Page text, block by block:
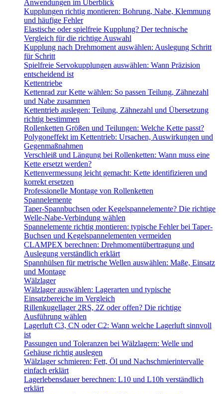
Anwendungen im Überblick
Kupplungen richtig montieren: Bohrung, Nabe, Klemmung
und häufige Fehler
Elastische oder spielfreie Kupplung? Der technische
Vergleich für die richtige Auswahl
Kupplung nach Drehmoment auswählen: Auslegung Schritt
für Schritt
Spielfreie Servokupplungen auswählen: Wann Präzision
entscheidend ist
Kettentriebe
Kettenrad zur Kette wählen: So passen Teilung, Zähnezahl
und Nabe zusammen
Kettentrieb auslegen: Teilung, Zähnezahl und Übersetzung
richtig bestimmen
Rollenketten Größen und Teilungen: Welche Kette passt?
Polygoneffekt im Kettentrieb: Ursachen, Auswirkungen und
Gegenmaßnahmen
Verschleiß und Längung bei Rollenketten: Wann muss eine
Kette ersetzt werden?
Kettenvermessung leicht gemacht: Kette identifizieren und
korrekt ersetzen
Professionelle Montage von Rollenketten
Spannelemente
Taper-Spannbuchsen oder Kegelspannelemente? Die richtige
Welle-Nabe-Verbindung wählen
Spannelemente richtig montieren: typische Fehler bei Taper-
Buchsen und Kegelspannelementen vermeiden
CLAMPEX berechnen: Drehmomentübertragung und
Auslegung verständlich erklärt
Spannhülsen für metrische Wellen auswählen: Maße, Einsatz
und Montage
Wälzlager
Wälzlager auswählen: Lagerarten und typische
Einsatzbereiche im Vergleich
Rillenkugellager 2RS, 2Z oder offen? Die richtige
Ausführung wählen
Lagerluft C3, CN oder C2: Wann welche Lagerluft sinnvoll
ist
Passungen und Toleranzen bei Wälzlagern: Welle und
Gehäuse richtig auslegen
Wälzlager schmieren: Fett, Öl und Nachschmierintervalle
einfach erklärt
Lagerlebensdauer berechnen: L10 und L10h verständlich
erklärt